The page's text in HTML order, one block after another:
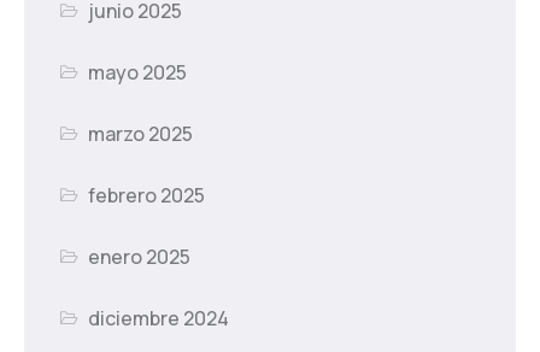
junio 2025
mayo 2025
marzo 2025
febrero 2025
enero 2025
diciembre 2024